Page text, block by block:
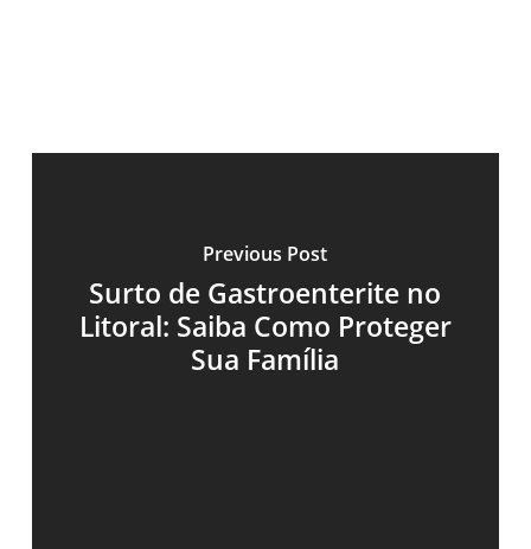
Previous Post
Surto de Gastroenterite no
Litoral: Saiba Como Proteger
Sua Família